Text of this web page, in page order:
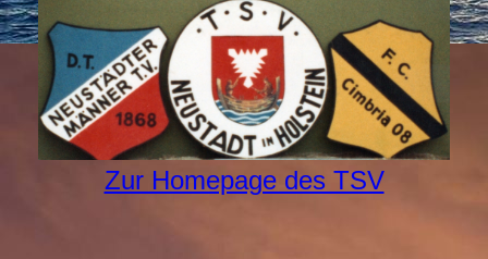
Zur Homepage des TSV